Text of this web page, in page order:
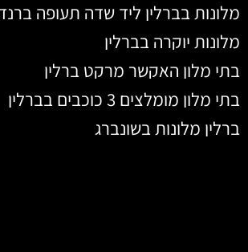
מלונות בברלין ליד שדה תעופה
מלונות יוקרה בברלין
בתי מלון האקשר מרקט ברלין
בתי מלון מומלצים 3 כוכבים בברלין
ברלין מלונות בשונברג